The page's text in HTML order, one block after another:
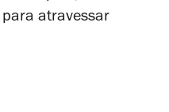
atravessar